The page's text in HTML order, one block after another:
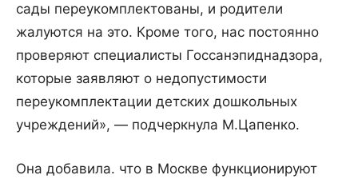
сады переукомплектованы, и родители
жалуются на это. Кроме того, нас постоянно
проверяют специалисты Госсанэпиднадзора,
которые заявляют о недопустимости
переукомплектации детских дошкольных
учреждений», — подчеркнула М.Цапенко.
Она добавила. что в Москве функционируют